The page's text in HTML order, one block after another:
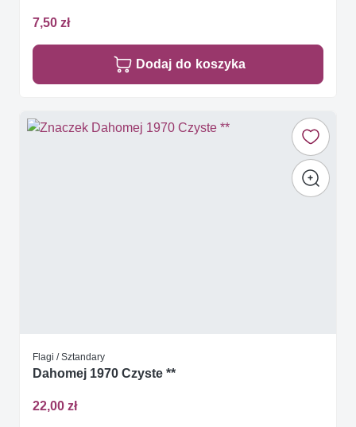
7,50 zł
Dodaj do koszyka
Flagi / Sztandary
Dahomej 1970 Czyste **
22,00 zł